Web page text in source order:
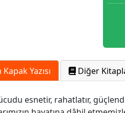
Yazısı Diğer
esnetir, rahatlatır,